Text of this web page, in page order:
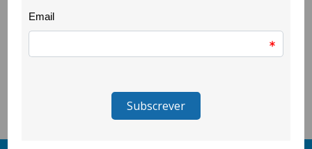
O projecto CLDS.5G.COVILHÃ é apoiado pelo FSE+, pelo